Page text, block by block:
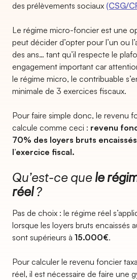
des prélèvements sociaux (CSG/
Le régime micro-foncier est une
peut décider d’opter pour l’un ou
des ans… tant qu’il respecte le
engagement important car
le régime micro, le contribuable
minimale de 3 exercices fiscaux.
Pour faire simple donc, le revenu
calcule comme ceci : revenu
70% des loyers bruts
l’exercice fiscal.
Qu’est-ce que le
réel?
Pas de choix : le régime réel
lorsque les loyers bruts encaissés
sont supérieurs à 15.000€.
Pour calculer le revenu foncier
réel, il est nécessaire de faire une